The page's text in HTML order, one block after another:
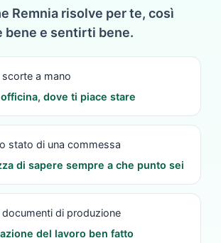
Remnia risolve per te, così
bene e sentirti bene.
a mano
dove ti piace stare
stato di una commessa
di sapere sempre a che punto sei
documenti di produzione
del lavoro ben fatto